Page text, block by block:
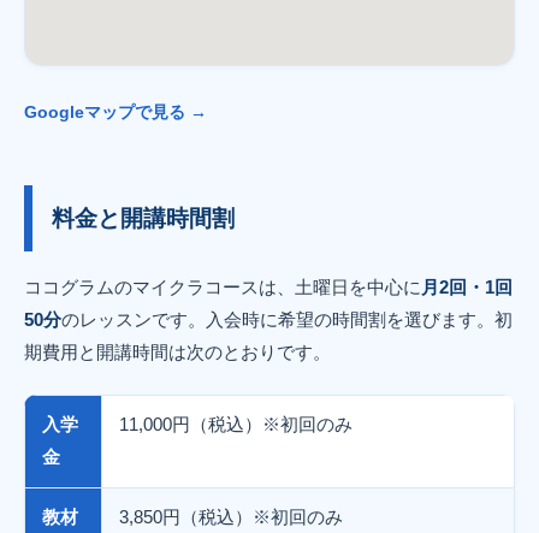
Googleマップで見る →
料金と開講時間割
ココグラムのマイクラコースは、土曜日を中心に 月2回・1回
50分のレッスンです。入会時に希望の時間割を選びます。初
期費用と開講時間は次のとおりです。
入学
金
11,000円（税込）※初回のみ
教材
3,850円（税込）※初回のみ